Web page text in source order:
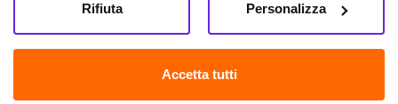
Accetta tutti
Personalizza
Rifiuta
Farma.it S.a.s. P. IVA 07417261216 REA: NA-884088
CREDITS
Sede legale Via delle Repubbliche Marinare 128, 80147 Napoli